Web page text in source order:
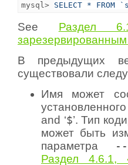
mysql> SELECT *
See Раздел
В предыдущих
существовали
Имя может
and ‘$’. Тип
может быть
параметра
Раздел 4.6.1,